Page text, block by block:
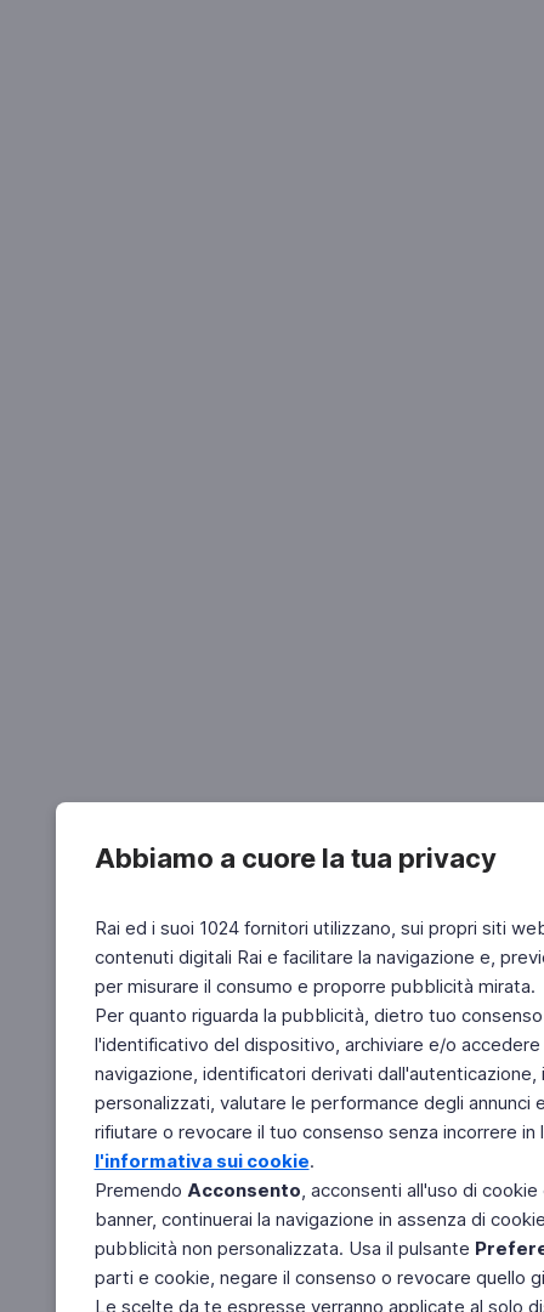
Abbiamo a cuore la tua privacy
Rai ed i suoi 1024 fornitori utilizzano, sui propri siti
contenuti digitali Rai e facilitare la navigazione e,
per misurare il consumo e proporre pubblicità mirata.
Per quanto riguarda la pubblicità, dietro tuo
l'identificativo del dispositivo, archiviare e/o
navigazione, identificatori derivati
personalizzati, valutare le performance degli
rifiutare o revocare il tuo consenso senza incorrere
l'informativa sui cookie.
Premendo Acconsento, acconsenti all'uso di
banner, continuerai la navigazione in assenza di
pubblicità non personalizzata. Usa il pulsante
parti e cookie, negare il consenso o revocare quello
Le scelte da te espresse verranno applicate al solo